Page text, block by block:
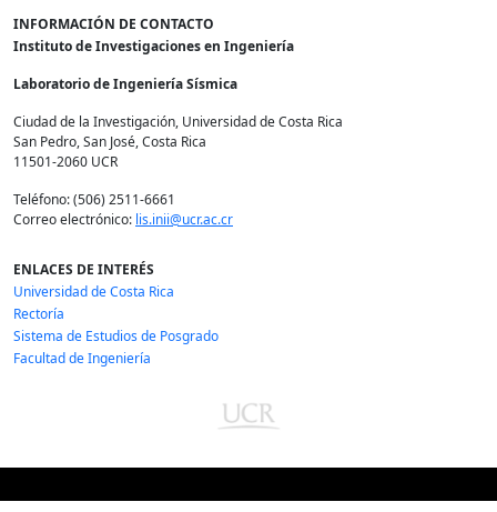
INFORMACIÓN DE CONTACTO
Instituto de Investigaciones en Ingeniería
Laboratorio de Ingeniería Sísmica
Ciudad de la Investigación, Universidad de Costa Rica
San Pedro, San José, Costa Rica
11501-2060 UCR
Teléfono: (506) 2511-6661
Correo electrónico: lis.inii@ucr.ac.cr
ENLACES DE INTERÉS
Universidad de Costa Rica
Rectoría
Sistema de Estudios de Posgrado
Facultad de Ingeniería